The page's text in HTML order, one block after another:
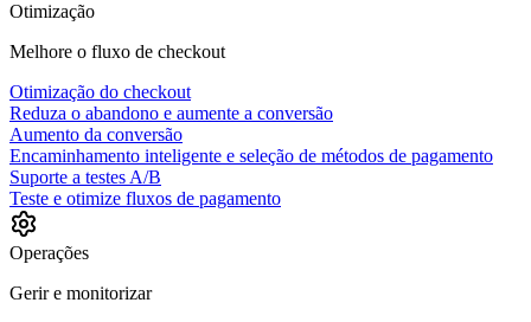
Otimização
Melhore o fluxo de checkout
Otimização do checkout
Reduza o abandono e aumente a conversão
Aumento da conversão
Encaminhamento inteligente e seleção de métodos de pagamento
Suporte a testes A/B
Teste e otimize fluxos de pagamento
Operações
Gerir e monitorizar